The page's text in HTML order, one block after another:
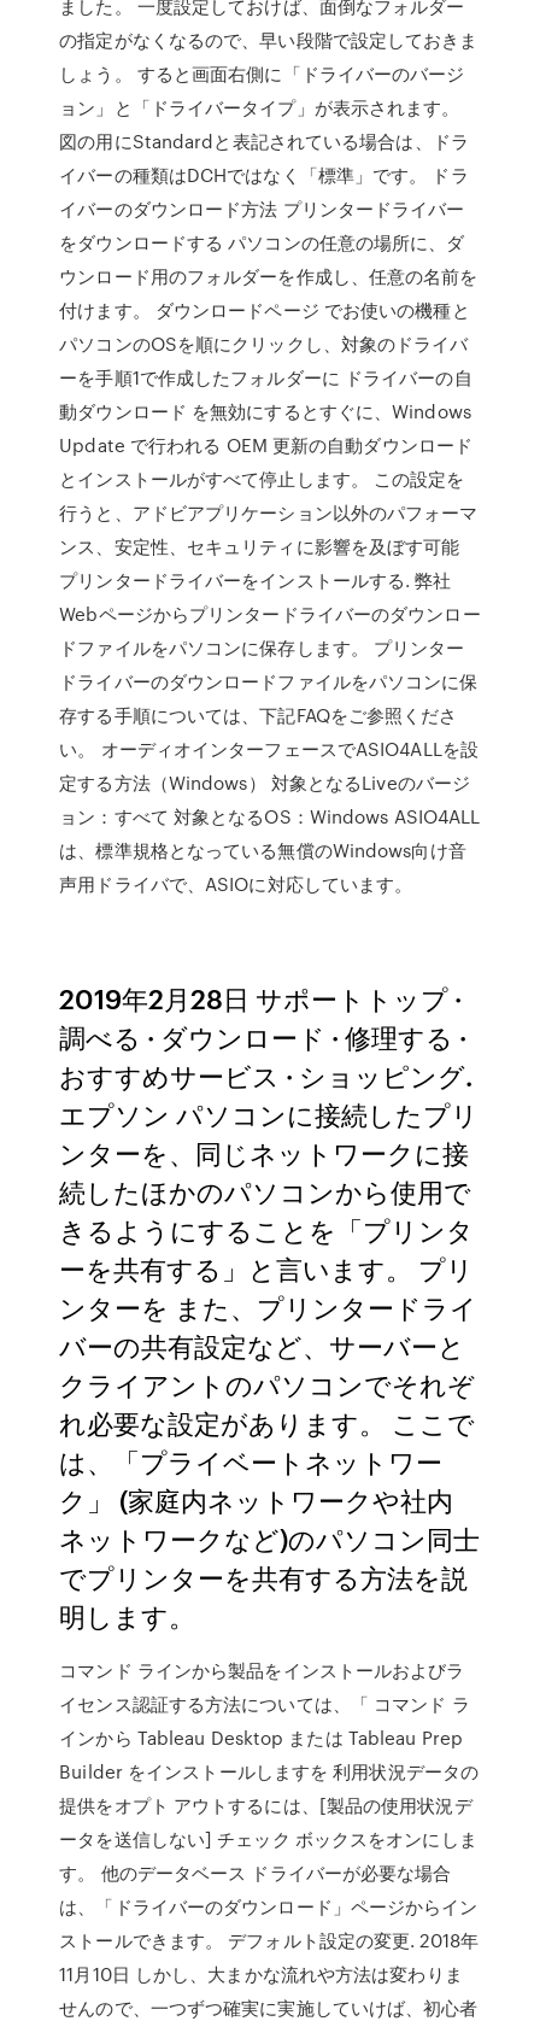
ました。 一度設定しておけば、面倒なフォルダー
の指定がなくなるので、早い段階で設定しておきま
しょう。 すると画面右側に「ドライバーのバージ
ョン」と「ドライバータイプ」が表示されます。
図の用にStandardと表記されている場合は、ドラ
イバーの種類はDCHではなく「標準」です。 ドラ
イバーのダウンロード方法 プリンタードライバー
をダウンロードする パソコンの任意の場所に、ダ
ウンロード用のフォルダーを作成し、任意の名前を
付けます。 ダウンロードページ でお使いの機種と
パソコンのOSを順にクリックし、対象のドライバ
ーを手順1で作成したフォルダーに ドライバーの自
動ダウンロード を無効にするとすぐに、Windows
Update で行われる OEM 更新の自動ダウンロード
とインストールがすべて停止します。 この設定を
行うと、アドビアプリケーション以外のパフォーマ
ンス、安定性、セキュリティに影響を及ぼす可能
プリンタードライバーをインストールする. 弊社
Webページからプリンタードライバーのダウンロー
ドファイルをパソコンに保存します。 プリンター
ドライバーのダウンロードファイルをパソコンに保
存する手順については、下記FAQをご参照くださ
い。 オーディオインターフェースでASIO4ALLを設
定する方法（Windows） 対象となるLiveのバージ
ョン：すべて 対象となるOS：Windows ASIO4ALL
は、標準規格となっている無償のWindows向け音
声用ドライバで、ASIOに対応しています。
2019年2月28日 サポートトップ ·
調べる · ダウンロード · 修理する ·
おすすめサービス · ショッピング.
エプソン パソコンに接続したプリ
ンターを、同じネットワークに接
続したほかのパソコンから使用で
きるようにすることを「プリンタ
ーを共有する」と言います。 プリ
ンターを また、プリンタードライ
バーの共有設定など、サーバーと
クライアントのパソコンでそれぞ
れ必要な設定があります。 ここで
は、「プライベートネットワー
ク」 (家庭内ネットワークや社内
ネットワークなど)のパソコン同士
でプリンターを共有する方法を説
明します。
コマンド ラインから製品をインストールおよびラ
イセンス認証する方法については、「 コマンド ラ
インから Tableau Desktop または Tableau Prep
Builder をインストールしますを 利用状況データの
提供をオプト アウトするには、[製品の使用状況デ
ータを送信しない] チェック ボックスをオンにしま
す。 他のデータベース ドライバーが必要な場合
は、「ドライバーのダウンロード」ページからイン
ストールできます。 デフォルト設定の変更. 2018年
11月10日 しかし、大まかな流れや方法は変わりま
せんので、一つずつ確実に実施していけば、初心者